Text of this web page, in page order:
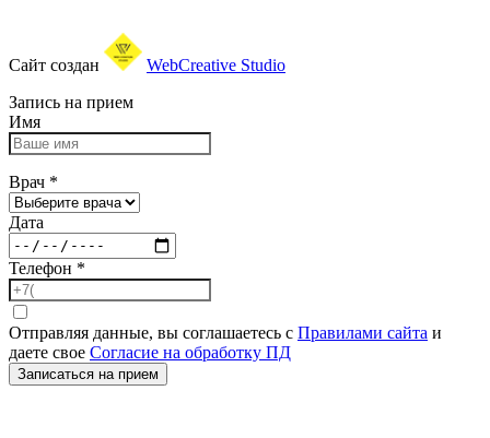
Сайт создан
WebCreative Studio
Запись на прием
Имя
Врач *
Дата
Телефон *
Отправляя данные, вы соглашаетесь с Правилами сайта и
даете свое Согласие на обработку ПД
Записаться на прием